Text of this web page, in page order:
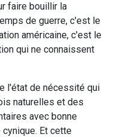
faire bouillir la
de guerre, c'est le
américaine, c'est le
qui ne connaissent
l'état de nécessité qui
naturelles et des
avec bonne
Et cette